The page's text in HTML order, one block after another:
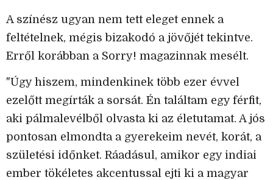
A színész ugyan nem tett eleget ennek a
feltételnek, mégis bizakodó a jövőjét tekintve.
Erről korábban a Sorry! magazinnak mesélt.
"Úgy hiszem, mindenkinek több ezer évvel
ezelőtt megírták a sorsát. Én találtam egy férfit,
aki pálmalevélből olvasta ki az életutamat. A jós
pontosan elmondta a gyerekeim nevét, korát, a
születési időnket. Ráadásul, amikor egy indiai
ember tökéletes akcentussal ejti ki a magyar